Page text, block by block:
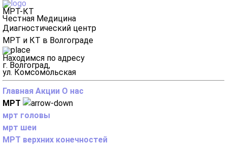
МРТ-КТ
Честная Медицина
Диагностический центр
МРТ и КТ в Волгограде
Находимся по адресу
г. Волгоград,
ул. Комсомольская
Главная Акции О нас
МРТ
мрт головы
мрт шеи
МРТ верхних конечностей